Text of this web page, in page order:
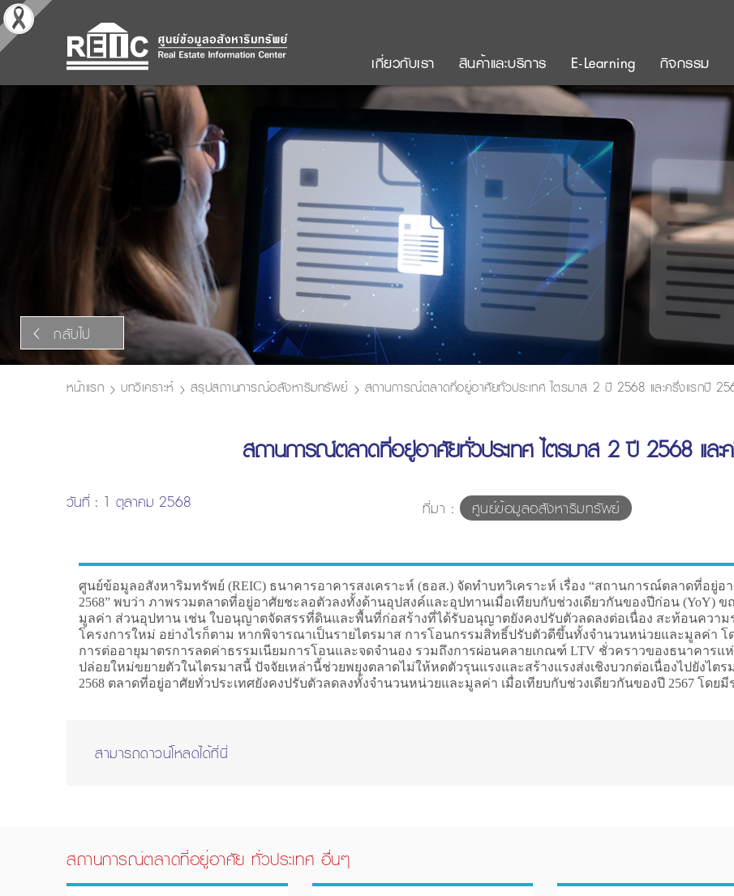
เกี่ยวกับเรา สินค้าและบริการ E-Learning กิจกรรม
กลับไป
หน้าแรก บทวิเคราะห์ สรุปสถานการณ์อสังหาริมทรัพย์ สถานการณ์ตลาดที่อยู่อาศัยทั่วประเทศ ไตรมาส 2 ปี 2568 และครึ่งแรกปี
สถานการณ์ตลาดที่อยู่อาศัยทั่วประเทศ ไตรมาส 2 ปี 2568 และ
วันที่ : 1 ตุลาคม 2568 ที่มา : ศูนย์ข้อมูลอสังหาริมทรัพย์
ศูนย์ข้อมูลอสังหาริมทรัพย์ (REIC) ธนาคารอาคารสงเคราะห์ (ธอส.) จัดทำบทวิเคราะห์ เรื่อง “สถานการณ์ตลาดที่อยู่อ
2568” พบว่า ภาพรวมตลาดที่อยู่อาศัยชะลอตัวลงทั้งด้านอุปสงค์และอุปทานเมื่อเทียบกับช่วงเดียวกันของปีก่อน (YoY)
มูลค่า ส่วนอุปทาน เช่น ใบอนุญาตจัดสรรที่ดินและพื้นที่ก่อสร้างที่ได้รับอนุญาตยังคงปรับตัวลดลงต่อเนื่อง สะท้อนความ
โครงการใหม่ อย่างไรก็ตาม หากพิจารณาเป็นรายไตรมาส การโอนกรรมสิทธิ์ปรับตัวดีขึ้นทั้งจำนวนหน่วยและมูลค่า
การต่ออายุมาตรการลดค่าธรรมเนียมการโอนและจดจำนอง รวมถึงการผ่อนคลายเกณฑ์ LTV ชั่วคราวของธนาคารแ
ปล่อยใหม่ขยายตัวในไตรมาสนี้ ปัจจัยเหล่านี้ช่วยพยุงตลาดไม่ให้หดตัวรุนแรงและสร้างแรงส่งเชิงบวกต่อเนื่องไปยังไ
2568 ตลาดที่อยู่อาศัยทั่วประเทศยังคงปรับตัวลดลงทั้งจำนวนหน่วยและมูลค่า เมื่อเทียบกับช่วงเดียวกันของปี 2567 โดยมี
สามารถดาวน์โหลดได้ที่นี่
สถานการณ์ตลาดที่อยู่อาศัย ทั่วประเทศ อื่นๆ